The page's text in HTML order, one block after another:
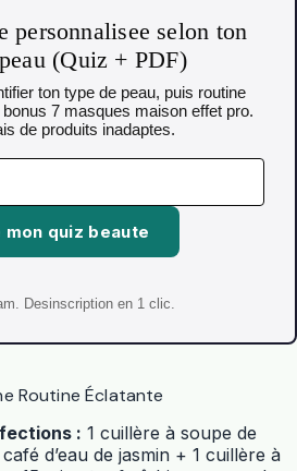
personnalisee selon ton
(Quiz + PDF)
ton type de peau, puis routine
7 masques maison effet pro.
de produits inadaptes.
mon quiz beaute
Desinscription en 1 clic.
Routine Éclatante
: 1 cuillère à soupe de
d’eau de jasmin + 1 cuillère à